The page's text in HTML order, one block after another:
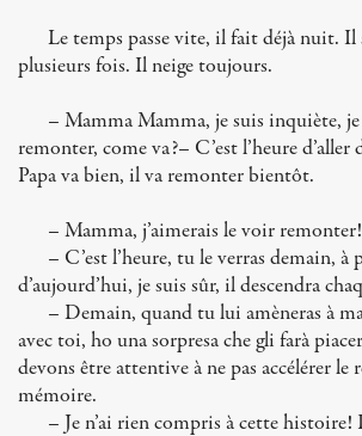
Le temps passe vite, il fait déjà nuit. Il
plusieurs fois. Il neige toujours.
– Mamma Mamma, je suis inquiète, je
remonter, come va?– C’est l’heure
Papa va bien, il va remonter bientôt.
– Mamma, j’aimerais le voir remonter!
– C’est l’heure, tu le verras demain, à
d’aujourd’hui, je suis sûr, il descendra
– Demain, quand tu lui amèneras à
avec toi, ho una sorpresa che gli farà
devons être attentive à ne pas accélérer le
mémoire.
– Je n’ai rien compris à cette histoire!